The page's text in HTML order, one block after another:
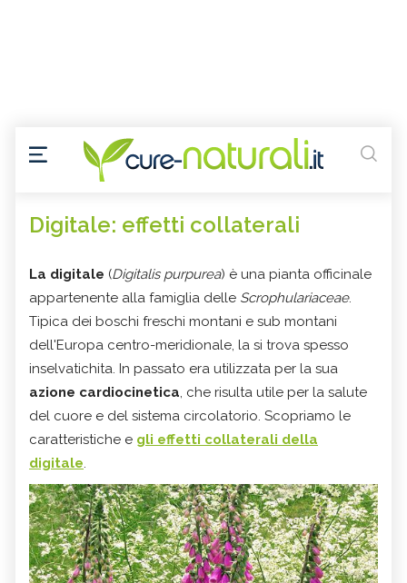
Digitale: effetti collaterali
La digitale (Digitalis purpurea) è una pianta officinale
appartenente alla famiglia delle Scrophulariaceae.
Tipica dei boschi freschi montani e sub montani
dell'Europa centro-meridionale, la si trova spesso
inselvatichita. In passato era utilizzata per la sua
azione cardiocinetica, che risulta utile per la salute
del cuore e del sistema circolatorio. Scopriamo le
caratteristiche e gli effetti collaterali della
digitale.